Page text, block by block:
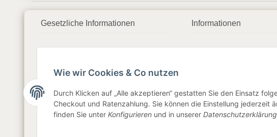
Gesetzliche Informationen
Datenschutz
AGB
Sitemap
Impressum
Informationen
Newsletter
Wie wir Cookies & Co nutzen
Durch Klicken auf „Alle akzeptieren“ gestatten Sie den Einsatz
Checkout und Ratenzahlung. Sie können die Einstellung jederzeit
finden Sie unter Konfigurieren und in unserer Datenschutzerklärung